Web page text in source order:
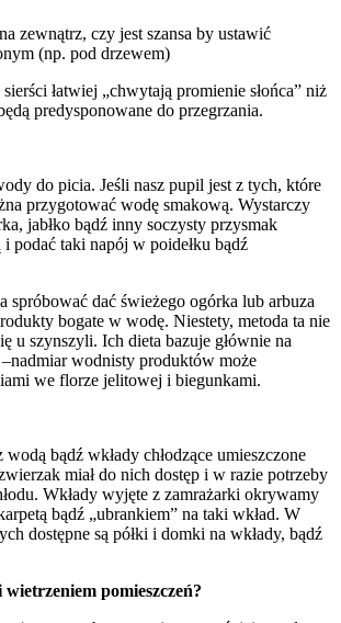
zewnątrz, czy jest szansa by ustawić
(np. pod drzewem)
łatwiej „chwytają promienie słońca” niż
predysponowane do przegrzania.
do picia. Jeśli nasz pupil jest z tych, które
przygotować wodę smakową. Wystarczy
jabłko bądź inny soczysty przysmak
i podać taki napój w poidełku bądź
spróbować dać świeżego ogórka lub arbuza
bogate w wodę. Niestety, metoda ta nie
u szynszyli. Ich dieta bazuje głównie na
wodnisty produktów może
we florze jelitowej i biegunkami.
wodą bądź wkłady chłodzące umieszczone
miał do nich dostęp i w razie potrzeby
Wkłady wyjęte z zamrażarki okrywamy
bądź „ubrankiem” na taki wkład. W
dostępne są półki i domki na wkłady, bądź
pomieszczeń?